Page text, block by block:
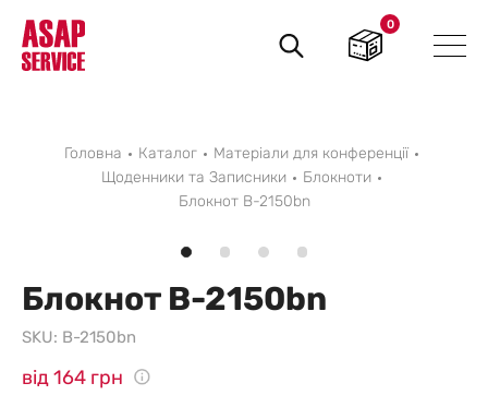
Пошук
товарів
0
Головна Каталог
Матеріали для конференції
Щоденники та Записники
Блокноти
Блокнот B-2150bn
Блокнот B-2150bn
SKU: B-2150bn
від 164 грн